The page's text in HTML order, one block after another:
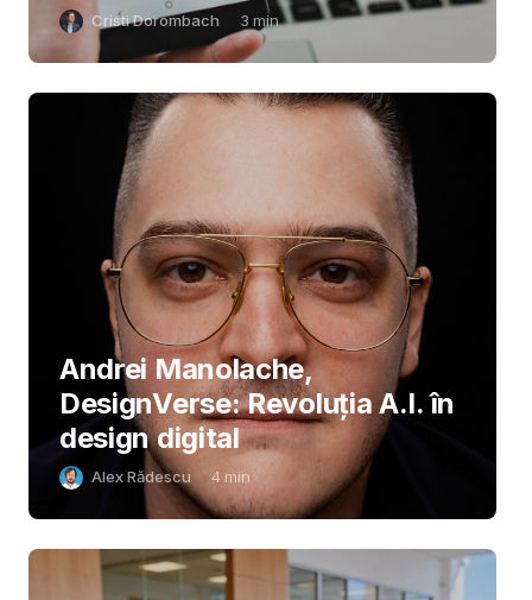
Cristi Dorombach 3 min
Andrei Manolache,
DesignVerse: Revoluția A.I. în
design digital
Alex Rădescu 4 min